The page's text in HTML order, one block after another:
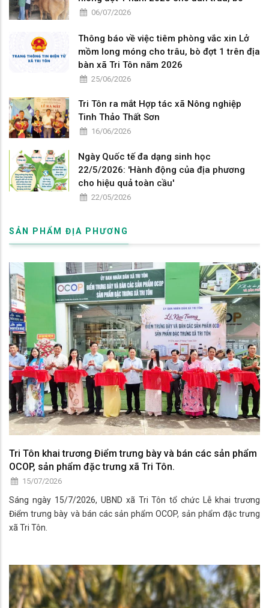
06/07/2026
Thông báo về việc tiêm phòng vắc xin Lở
mồm long móng cho trâu, bò đợt 1 trên địa
bàn xã Tri Tôn năm 2026
25/06/2026
Tri Tôn ra mắt Hợp tác xã Nông nghiệp
Tinh Thảo Thất Sơn
16/06/2026
Ngày Quốc tế đa dạng sinh học
22/5/2026: 'Hành động của địa phương
cho hiệu quả toàn cầu'
22/05/2026
SẢN PHẨM ĐỊA PHƯƠNG
Tri Tôn khai trương Điểm trưng bày và bán các sản phẩm
OCOP, sản phẩm đặc trưng xã Tri Tôn.
15/07/2026
Sáng ngày 15/7/2026, UBND xã Tri Tôn tổ chức Lễ khai trương
Điểm trưng bày và bán các sản phẩm OCOP, sản phẩm đặc trưng
xã Tri Tôn.